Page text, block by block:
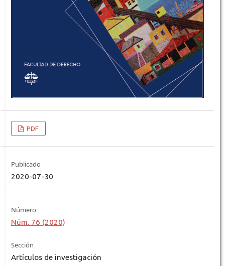
PDF
Publicado
2020-07-30
Número
Núm. 76 (2020)
Sección
Artículos de investigación